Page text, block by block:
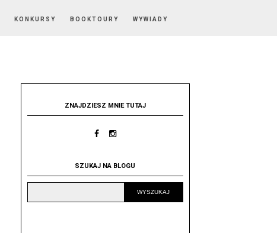
KONKURSY BOOKTOURY WYWIADY
ZNAJDZIESZ MNIE TUTAJ
SZUKAJ NA BLOGU